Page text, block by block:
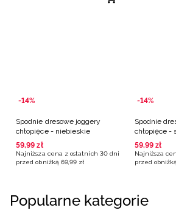
-14%
Spodnie dresowe joggery
chłopięce - niebieskie
59,99 zł
Najniższa cena z ostatnich 30 dni
przed obniżką 69,99 zł
-14%
Spodnie
chłopięce -
59,99 zł
Najniższa
przed obniżką
Popularne kategorie